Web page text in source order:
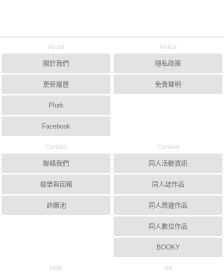
About
關於我們
更新履歷
Plurk
Facebook
Policy
隱私政策
免責聲明
Contact
聯絡我們
檢舉與回報
許願池
Content
同人活動資訊
同人誌作品
同人周邊作品
同人數位作品
BOOKY
Help Ad